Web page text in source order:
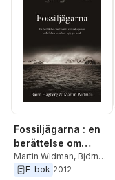
Fossiljägarna : en
berättelse om
besatta
vetenskapsmän
Martin Widman, Björn
Hagberg
E-bok 2012